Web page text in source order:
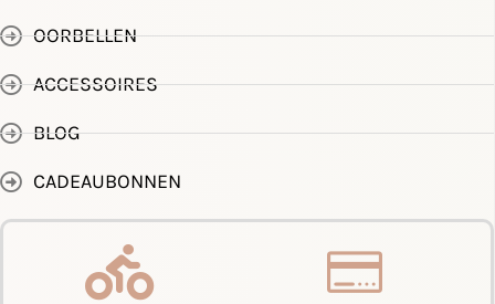
OORBELLEN
ACCESSOIRES
BLOG
CADEAUBONNEN